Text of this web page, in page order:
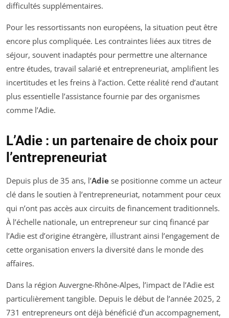
difficultés supplémentaires.
Pour les ressortissants non européens, la situation peut être
encore plus compliquée. Les contraintes liées aux titres de
séjour, souvent inadaptés pour permettre une alternance
entre études, travail salarié et entrepreneuriat, amplifient les
incertitudes et les freins à l’action. Cette réalité rend d’autant
plus essentielle l’assistance fournie par des organismes
comme l’Adie.
L’Adie : un partenaire de choix pour
l’entrepreneuriat
Depuis plus de 35 ans, l’Adie se positionne comme un acteur
clé dans le soutien à l’entrepreneuriat, notamment pour ceux
qui n’ont pas accès aux circuits de financement traditionnels.
À l’échelle nationale, un entrepreneur sur cinq financé par
l’Adie est d’origine étrangère, illustrant ainsi l’engagement de
cette organisation envers la diversité dans le monde des
affaires.
Dans la région Auvergne-Rhône-Alpes, l’impact de l’Adie est
particulièrement tangible. Depuis le début de l’année 2025, 2
731 entrepreneurs ont déjà bénéficié d’un accompagnement,